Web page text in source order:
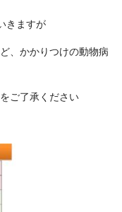
きますが
、かかりつけの動物病
ご了承ください